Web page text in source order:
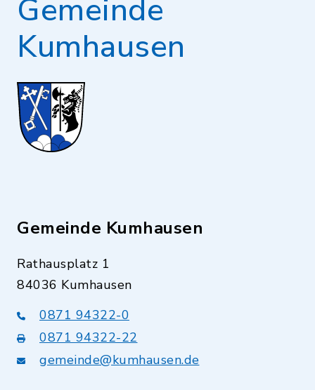
Gemeinde
Kumhausen
Gemeinde Kumhausen
Rathausplatz 1
84036 Kumhausen
0871 94322-0
0871 94322-22
gemeinde@kumhausen.de